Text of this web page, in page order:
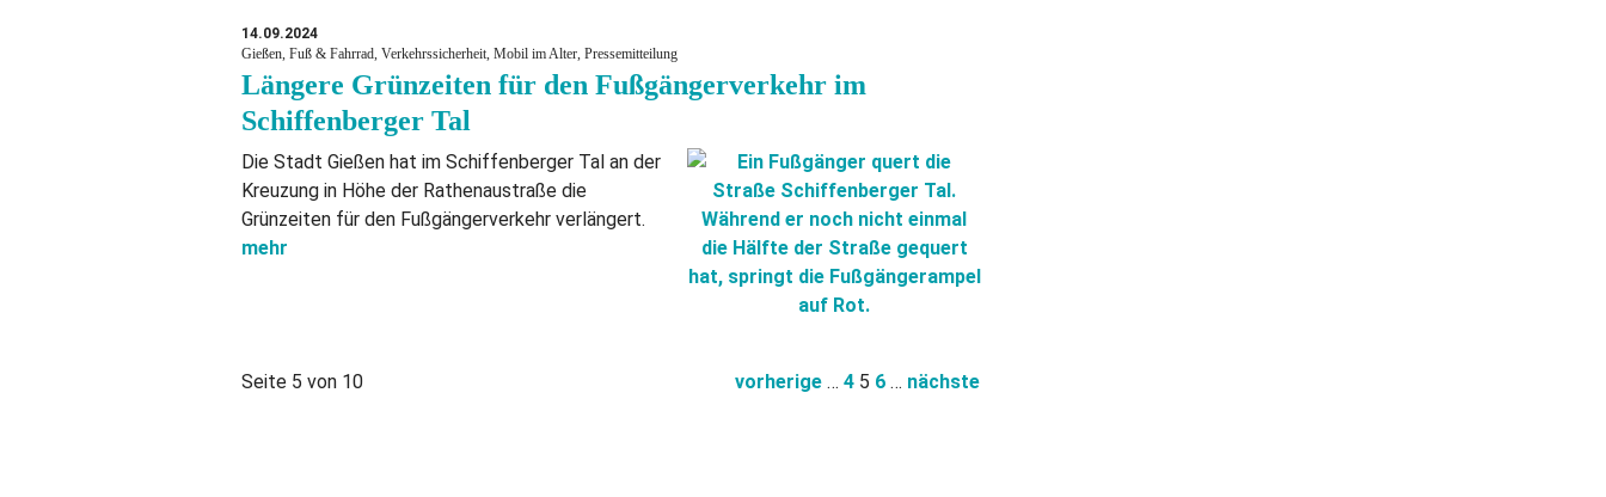
14.09.2024
Gießen, Fuß & Fahrrad, Verkehrssicherheit, Mobil im Alter, Pressemitteilung
Längere Grünzeiten für den Fußgängerverkehr im
Schiffenberger Tal
Die Stadt Gießen hat im Schiffenberger Tal an der
Kreuzung in Höhe der Rathenaustraße die
Grünzeiten für den Fußgängerverkehr verlängert.
mehr
Seite 5 von 10 vorherige … 4 5 6 … nächste